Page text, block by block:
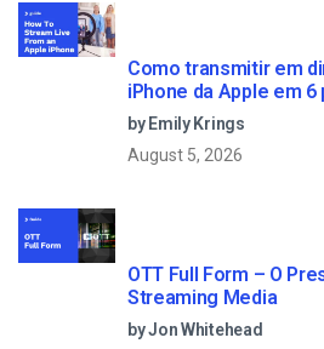
Como transmitir em
iPhone da Apple em
by Emily Krings
August 5, 2026
OTT Full Form – O
Streaming Media
by Jon Whitehead